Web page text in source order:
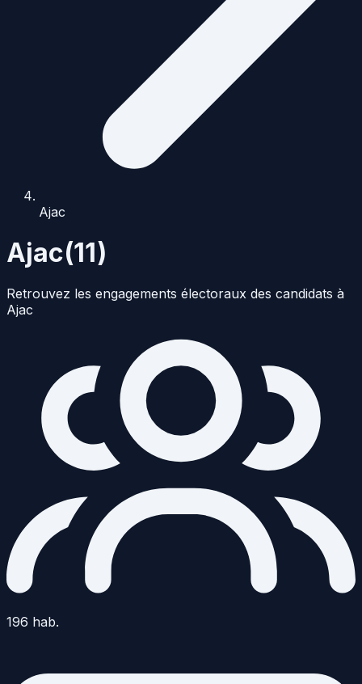
Ajac
Ajac(11)
Retrouvez les engagements électoraux des candidats à
Ajac
196 hab.